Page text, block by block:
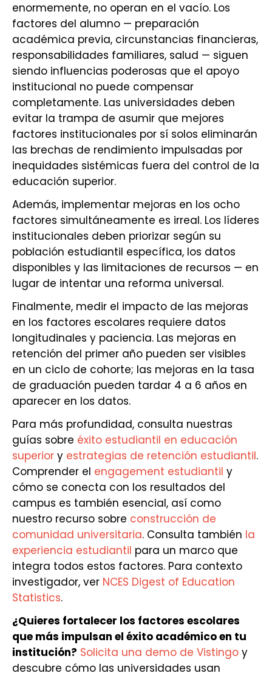
enormemente, no operan en el vacío. Los
factores del alumno — preparación
académica previa, circunstancias financieras,
responsabilidades familiares, salud — siguen
siendo influencias poderosas que el apoyo
institucional no puede compensar
completamente. Las universidades deben
evitar la trampa de asumir que mejores
factores institucionales por sí solos eliminarán
las brechas de rendimiento impulsadas por
inequidades sistémicas fuera del control de la
educación superior.
Además, implementar mejoras en los ocho
factores simultáneamente es irreal. Los líderes
institucionales deben priorizar según su
población estudiantil específica, los datos
disponibles y las limitaciones de recursos — en
lugar de intentar una reforma universal.
Finalmente, medir el impacto de las mejoras
en los factores escolares requiere datos
longitudinales y paciencia. Las mejoras en
retención del primer año pueden ser visibles
en un ciclo de cohorte; las mejoras en la tasa
de graduación pueden tardar 4 a 6 años en
aparecer en los datos.
Para más profundidad, consulta nuestras
guías sobre éxito estudiantil en educación
superior y estrategias de retención estudiantil.
Comprender el engagement estudiantil y
cómo se conecta con los resultados del
campus es también esencial, así como
nuestro recurso sobre construcción de
comunidad universitaria. Consulta también la
experiencia estudiantil para un marco que
integra todos estos factores. Para contexto
investigador, ver NCES Digest of Education
Statistics.
¿Quieres fortalecer los factores escolares
que más impulsan el éxito académico en tu
institución? Solicita una demo de Vistingo y
descubre cómo las universidades usan